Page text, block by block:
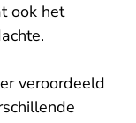
ook het
veroordeeld